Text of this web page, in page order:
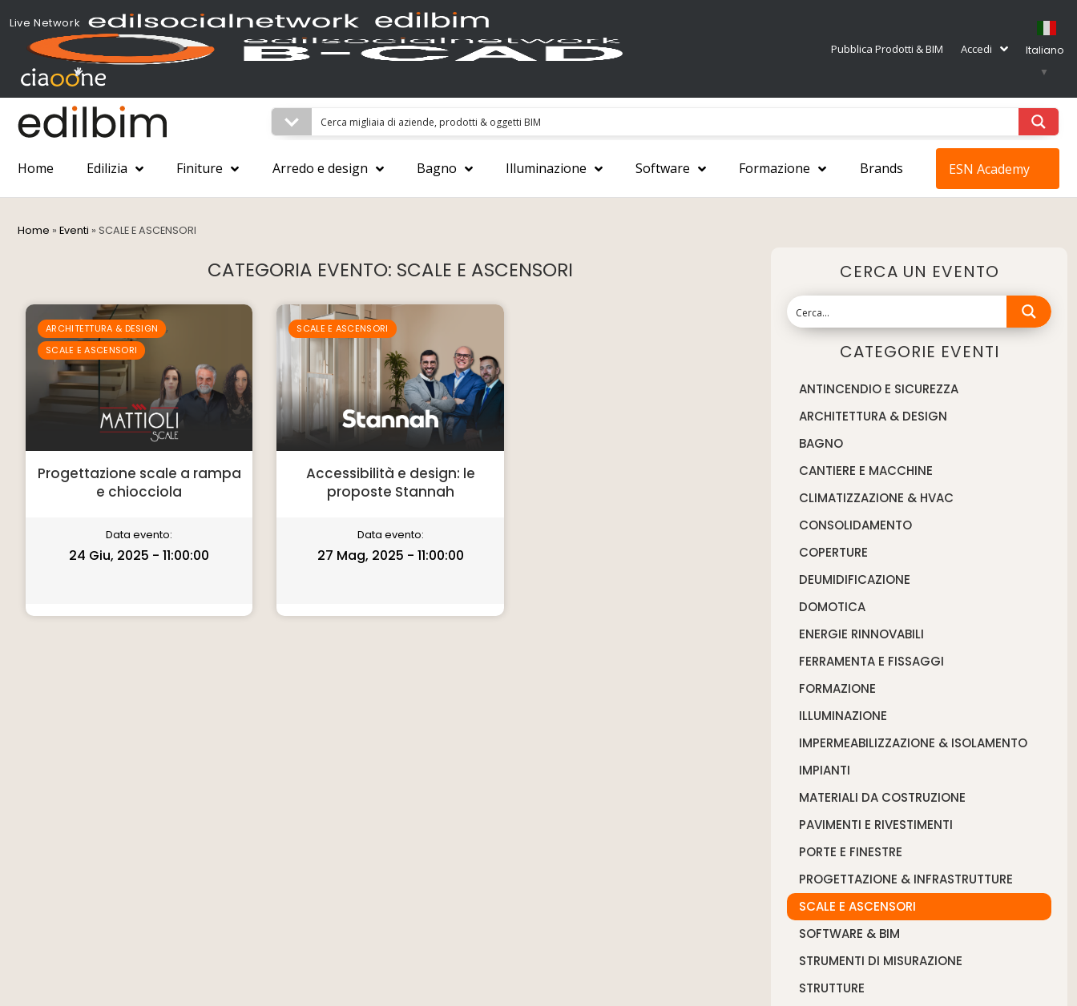
Live Network
Pubblica Prodotti & BIM Accedi
Italiano
▼
Home Edilizia Finiture Arredo e design Bagno Illuminazione Software Formazione Brands ESN Academy
Home » Eventi » SCALE E ASCENSORI
CATEGORIA EVENTO: SCALE E ASCENSORI
Progettazione scale a rampa
e chiocciola
Data evento:
24 Giu, 2025 - 11:00:00
ARCHITETTURA & DESIGN ,
SCALE E ASCENSORI
Accessibilità e design: le
proposte Stannah
Data evento:
27 Mag, 2025 - 11:00:00
SCALE E ASCENSORI
CERCA UN EVENTO
CATEGORIE EVENTI
ANTINCENDIO E SICUREZZA
ARCHITETTURA & DESIGN
BAGNO
CANTIERE E MACCHINE
CLIMATIZZAZIONE & HVAC
CONSOLIDAMENTO
COPERTURE
DEUMIDIFICAZIONE
DOMOTICA
ENERGIE RINNOVABILI
FERRAMENTA E FISSAGGI
FORMAZIONE
ILLUMINAZIONE
IMPERMEABILIZZAZIONE & ISOLAMENTO
IMPIANTI
MATERIALI DA COSTRUZIONE
PAVIMENTI E RIVESTIMENTI
PORTE E FINESTRE
PROGETTAZIONE & INFRASTRUTTURE
SCALE E ASCENSORI
SOFTWARE & BIM
STRUMENTI DI MISURAZIONE
STRUTTURE